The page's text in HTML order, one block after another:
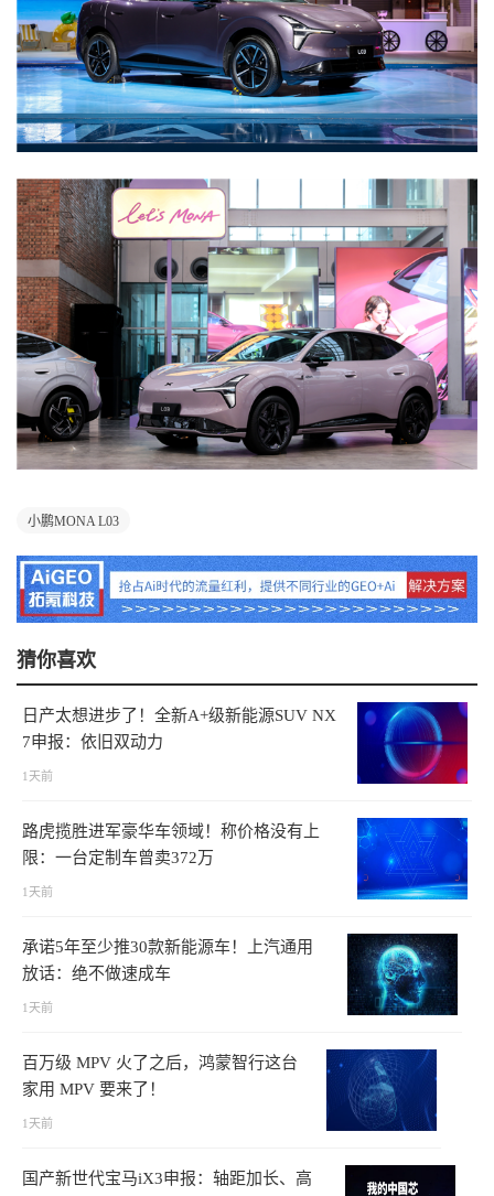
小鹏MONA L03
猜你喜欢
日产太想进步了！全新A+级新能源SUV NX
7申报：依旧双动力
1天前
路虎揽胜进军豪华车领域！称价格没有上
限：一台定制车曾卖372万
1天前
承诺5年至少推30款新能源车！上汽通用
放话：绝不做速成车
1天前
百万级 MPV 火了之后，鸿蒙智行这台
家用 MPV 要来了！
1天前
国产新世代宝马iX3申报：轴距加长、高